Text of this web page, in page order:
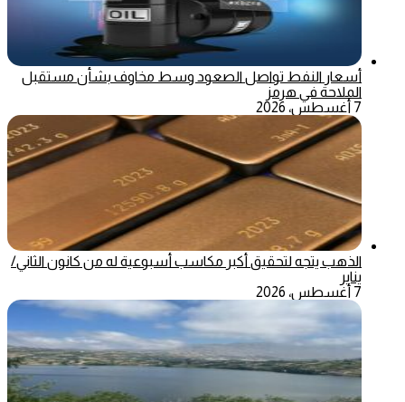
أسعار النفط تواصل الصعود وسط مخاوف بشأن مستقبل
الملاحة في هرمز
7 أغسطس، 2026
الذهب يتجه لتحقيق أكبر مكاسب أسبوعية له من كانون الثاني/
يناير
7 أغسطس، 2026